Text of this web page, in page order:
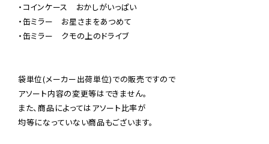
・コインケース　おかしがいっぱい
・缶ミラー　お星さまをあつめて
・缶ミラー　クモの上のドライブ
袋単位(メーカー出荷単位)での販売ですので
アソート内容の変更等はできません。
また、商品によってはアソート比率が
均等になっていない商品もございます。